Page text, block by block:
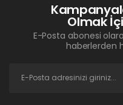
Olmak
E-Posta abonesi
haberlerden